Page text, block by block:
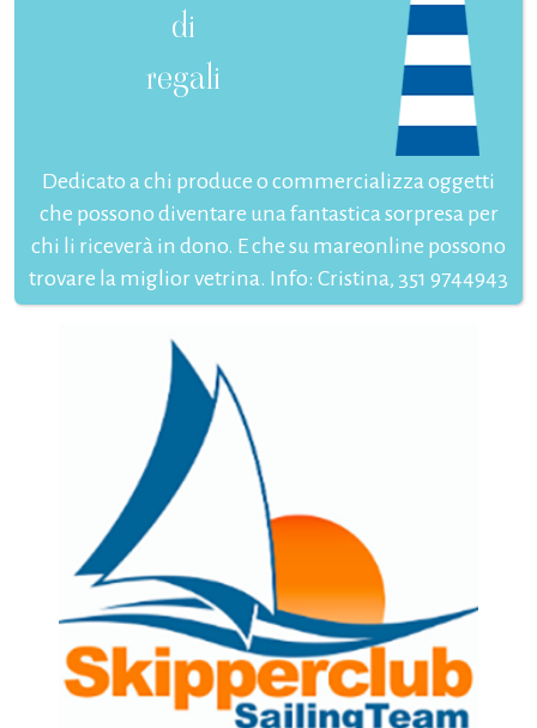
di
regali
Dedicato a chi produce o commercializza oggetti
che possono diventare una fantastica sorpresa per
chi li riceverà in dono. E che su mareonline possono
trovare la miglior vetrina. Info: Cristina, 351 9744943